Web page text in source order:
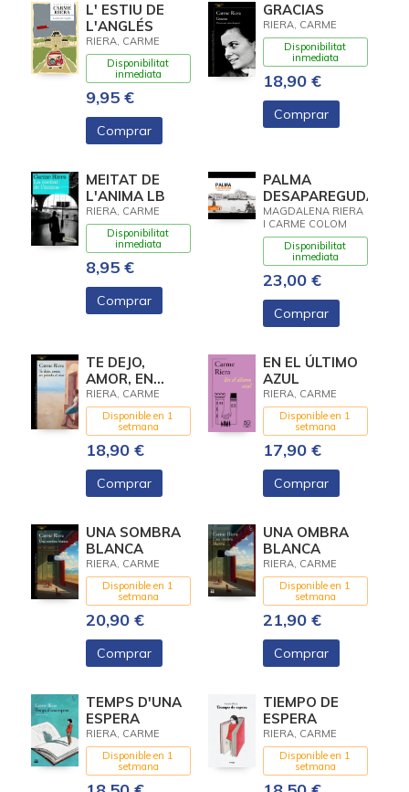
L' ESTIU DE
L'ANGLÉS
RIERA, CARME
Disponibilitat
inmediata
9,95 €
Comprar
GRACIAS
RIERA, CARME
Disponibilitat
inmediata
18,90 €
Comprar
MEITAT DE
L'ANIMA LB
RIERA, CARME
Disponibilitat
inmediata
8,95 €
Comprar
PALMA
DESAPAREGUDA
MAGDALENA RIERA
I CARME COLOM
Disponibilitat
inmediata
23,00 €
Comprar
TE DEJO,
AMOR, EN
PRENDA EL
MAR
RIERA, CARME
Disponible en 1
setmana
18,90 €
Comprar
EN EL ÚLTIMO
AZUL
RIERA, CARME
Disponible en 1
setmana
17,90 €
Comprar
UNA SOMBRA
BLANCA
RIERA, CARME
Disponible en 1
setmana
20,90 €
Comprar
UNA OMBRA
BLANCA
RIERA, CARME
Disponible en 1
setmana
21,90 €
Comprar
TEMPS D'UNA
ESPERA
RIERA, CARME
Disponible en 1
setmana
TIEMPO DE
ESPERA
RIERA, CARME
Disponible en 1
setmana